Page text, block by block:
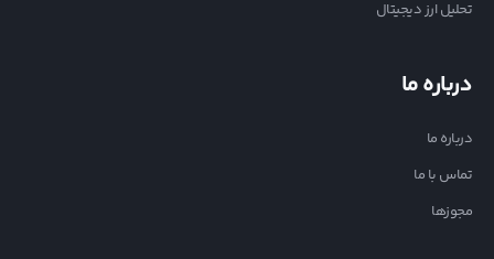
تحلیل ارز دیجیتال
درباره ما
درباره ما
تماس با ما
مجوزها